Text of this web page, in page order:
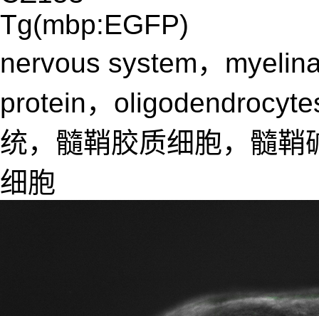
Tg(mbp:EGFP)
nervous system，
protein，
统，髓鞘胶质细胞，髓鞘
细胞